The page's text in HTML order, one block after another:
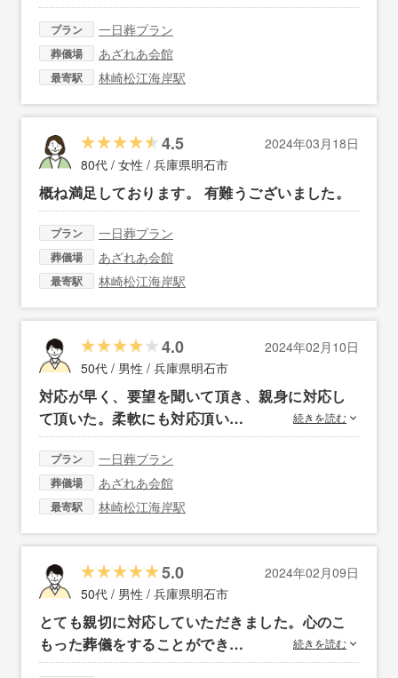
プラン 一日葬プラン
葬儀場 あざれあ会館
最寄駅 林崎松江海岸駅
4.5
2024年03月18日
80代 / 女性 / 兵庫県明石市
概ね満足しております。 有難うございました。
プラン 一日葬プラン
葬儀場 あざれあ会館
最寄駅 林崎松江海岸駅
4.0
2024年02月10日
50代 / 男性 / 兵庫県明石市
対応が早く、要望を聞いて頂き、親身に対応し
て頂いた。柔軟にも対応頂い…
続きを読む
プラン 一日葬プラン
葬儀場 あざれあ会館
最寄駅 林崎松江海岸駅
5.0
2024年02月09日
50代 / 男性 / 兵庫県明石市
とても親切に対応していただきました。心のこ
もった葬儀をすることができ…
続きを読む